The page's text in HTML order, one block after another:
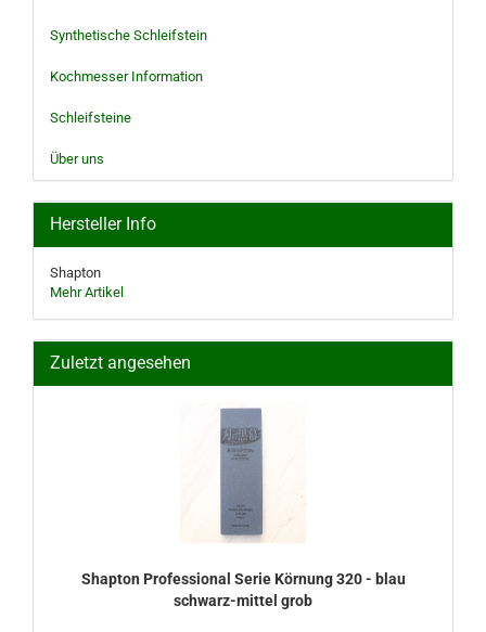
Synthetische Schleifstein
Kochmesser Information
Schleifsteine
Über uns
Hersteller Info
Shapton
Mehr Artikel
Zuletzt angesehen
Shapton Professional Serie Körnung 320 - blau
schwarz-mittel grob